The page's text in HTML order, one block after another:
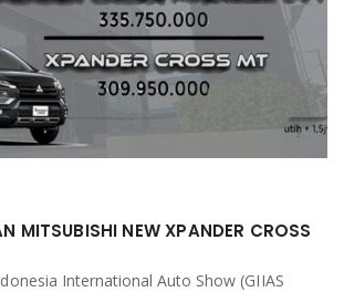
MITSUBISHI NEW XPANDER CROSS
International Auto Show (GIIAS